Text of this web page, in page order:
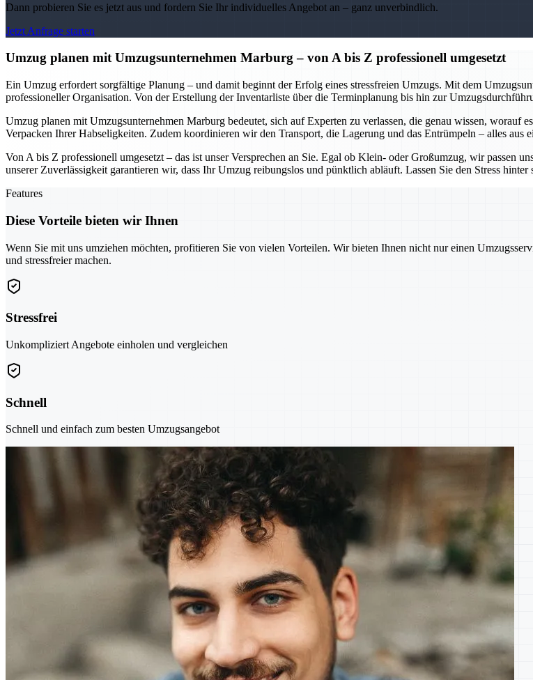
Dann probieren Sie es jetzt aus und fordern Sie Ihr individuelles Angebot an – ganz unverbindlich.
Jetzt Anfrage starten
Umzug planen mit Umzugsunternehmen Marburg – von A bis Z professionell umgesetzt
Ein Umzug erfordert sorgfältige Planung – und damit beginnt der Erfolg eines stressfreien Umzugs. Mit dem
professioneller Organisation. Von der Erstellung der Inventarliste über die Terminplanung bis hin zur
Umzug planen mit Umzugsunternehmen Marburg bedeutet, sich auf Experten zu verlassen, die genau wissen, worauf
Verpacken Ihrer Habseligkeiten. Zudem koordinieren wir den Transport, die Lagerung und das Entrümpeln – alles aus
Von A bis Z professionell umgesetzt – das ist unser Versprechen an Sie. Egal ob Klein- oder Großumzug, wir passen
unserer Zuverlässigkeit garantieren wir, dass Ihr Umzug reibungslos und pünktlich abläuft. Lassen Sie den Stress
Features
Diese Vorteile bieten wir Ihnen
Wenn Sie mit uns umziehen möchten, profitieren Sie von vielen Vorteilen. Wir bieten Ihnen nicht nur einen
und stressfreier machen.
Stressfrei
Unkompliziert Angebote einholen und vergleichen
Schnell
Schnell und einfach zum besten Umzugsangebot